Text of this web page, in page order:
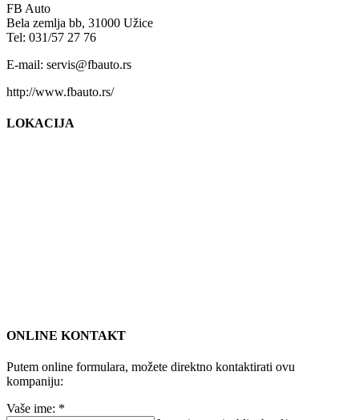
FB Auto
Bela zemlja bb, 31000 Užice
Tel: 031/57 27 76
E-mail: servis@fbauto.rs
http://www.fbauto.rs/
LOKACIJA
ONLINE KONTAKT
Putem online formulara, možete direktno kontaktirati ovu
kompaniju:
Vaše ime: *